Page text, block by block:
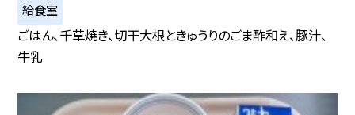
給食室
ごはん、千草焼き、切干大根ときゅうりのごま酢和え、豚汁、
牛乳